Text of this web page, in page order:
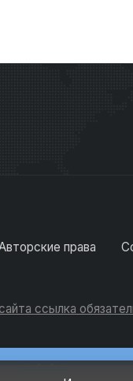
права
ссылка